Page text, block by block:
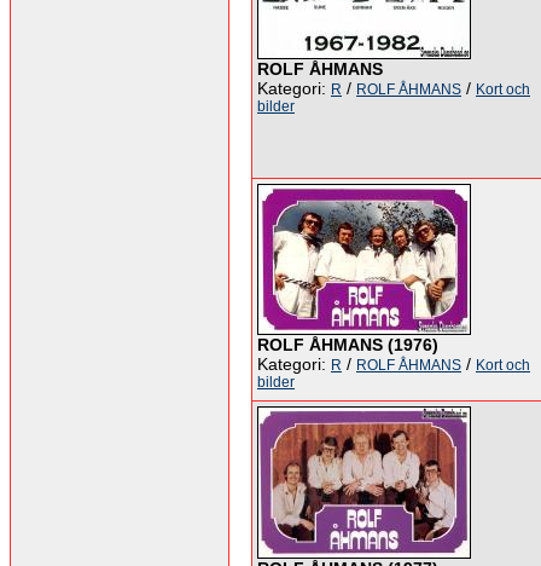
ROLF ÅHMANS
Kategori: R / ROLF ÅHMANS / Kort och
bilder
ROLF ÅHMANS (1976)
Kategori: R / ROLF ÅHMANS / Kort och
bilder